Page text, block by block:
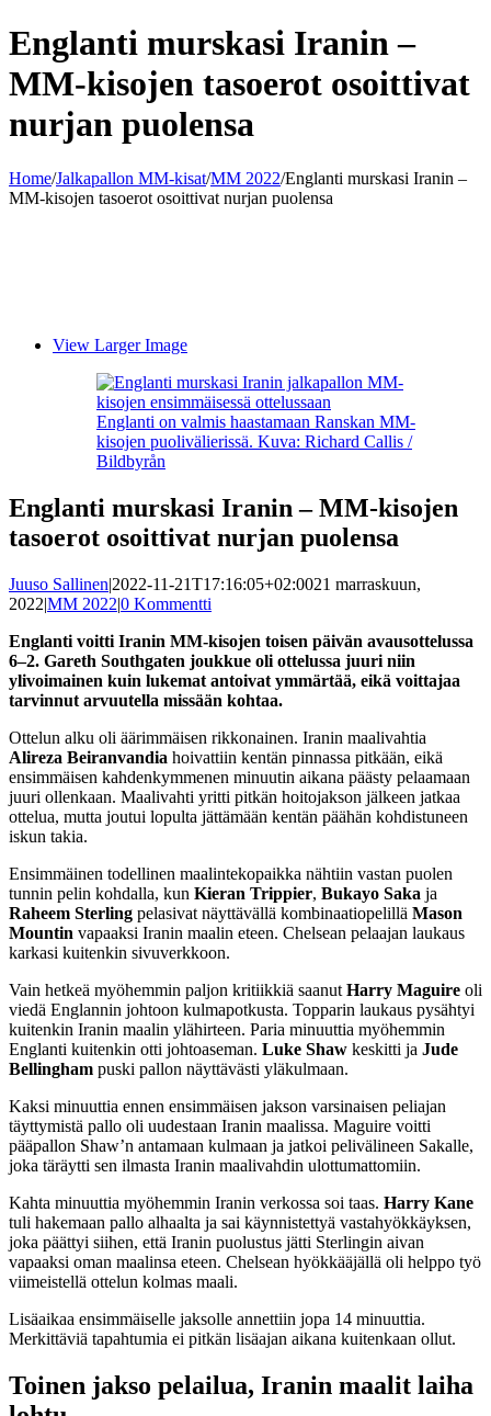
Englanti murskasi Iranin –
MM-kisojen tasoerot osoittivat
nurjan puolensa
Home/Jalkapallon MM-kisat/MM 2022/Englanti murskasi Iranin –
MM-kisojen tasoerot osoittivat nurjan puolensa
View Larger Image
Englanti on valmis haastamaan Ranskan MM-
kisojen puolivälierissä. Kuva: Richard Callis /
Bildbyrån
Englanti murskasi Iranin – MM-kisojen
tasoerot osoittivat nurjan puolensa
Juuso Sallinen|2022-11-21T17:16:05+02:0021 marraskuun,
2022|MM 2022|0 Kommentti
Englanti voitti Iranin MM-kisojen toisen päivän avausottelussa
6–2. Gareth Southgaten joukkue oli ottelussa juuri niin
ylivoimainen kuin lukemat antoivat ymmärtää, eikä voittajaa
tarvinnut arvuutella missään kohtaa.
Ottelun alku oli äärimmäisen rikkonainen. Iranin maalivahtia
Alireza Beiranvandia hoivattiin kentän pinnassa pitkään, eikä
ensimmäisen kahdenkymmenen minuutin aikana päästy pelaamaan
juuri ollenkaan. Maalivahti yritti pitkän hoitojakson jälkeen jatkaa
ottelua, mutta joutui lopulta jättämään kentän päähän kohdistuneen
iskun takia.
Ensimmäinen todellinen maalintekopaikka nähtiin vastan puolen
tunnin pelin kohdalla, kun Kieran Trippier, Bukayo Saka ja
Raheem Sterling pelasivat näyttävällä kombinaatiopelillä Mason
Mountin vapaaksi Iranin maalin eteen. Chelsean pelaajan laukaus
karkasi kuitenkin sivuverkkoon.
Vain hetkeä myöhemmin paljon kritiikkiä saanut Harry Maguire oli
viedä Englannin johtoon kulmapotkusta. Topparin laukaus pysähtyi
kuitenkin Iranin maalin ylähirteen. Paria minuuttia myöhemmin
Englanti kuitenkin otti johtoaseman. Luke Shaw keskitti ja Jude
Bellingham puski pallon näyttävästi yläkulmaan.
Kaksi minuuttia ennen ensimmäisen jakson varsinaisen peliajan
täyttymistä pallo oli uudestaan Iranin maalissa. Maguire voitti
pääpallon Shaw’n antamaan kulmaan ja jatkoi pelivälineen Sakalle,
joka täräytti sen ilmasta Iranin maalivahdin ulottumattomiin.
Kahta minuuttia myöhemmin Iranin verkossa soi taas. Harry Kane
tuli hakemaan pallo alhaalta ja sai käynnistettyä vastahyökkäyksen,
joka päättyi siihen, että Iranin puolustus jätti Sterlingin aivan
vapaaksi oman maalinsa eteen. Chelsean hyökkääjällä oli helppo työ
viimeistellä ottelun kolmas maali.
Lisäaikaa ensimmäiselle jaksolle annettiin jopa 14 minuuttia.
Merkittäviä tapahtumia ei pitkän lisäajan aikana kuitenkaan ollut.
Toinen jakso pelailua, Iranin maalit laiha